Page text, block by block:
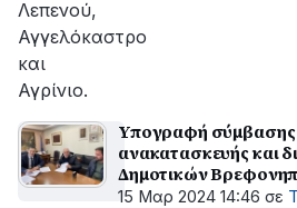
Λεπενού,
Αγγελόκαστρο
και
Αγρίνιο.
Υπογραφή σύμβασης
ανακατασκευής και
Δημοτικών
Σταθμών
15 Μαρ 2024 14:46 σε